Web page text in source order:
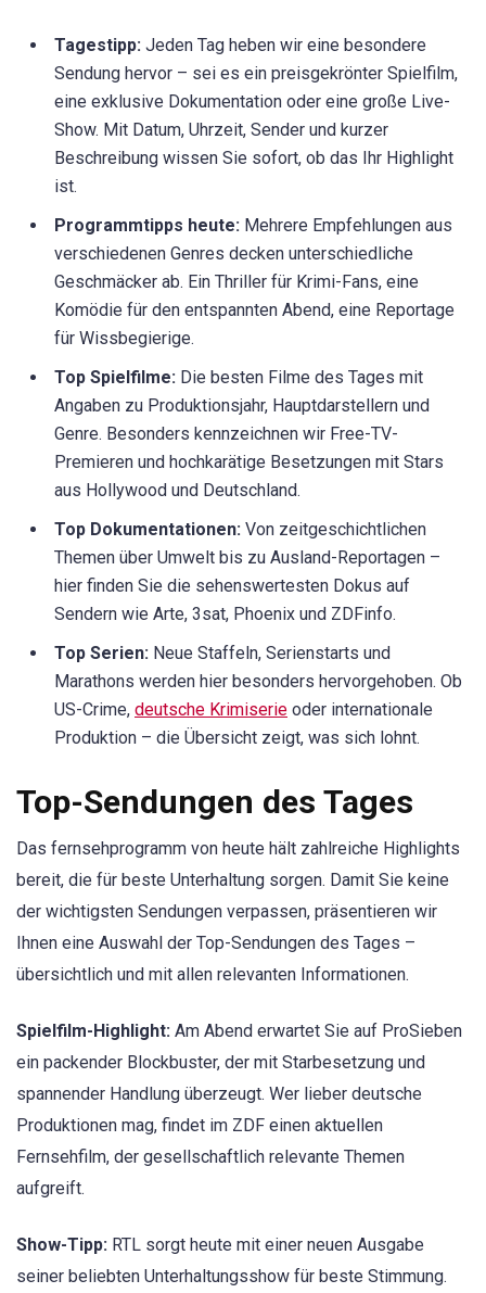
Tagestipp: Jeden Tag heben wir eine besondere
Sendung hervor – sei es ein preisgekrönter Spielfilm,
eine exklusive Dokumentation oder eine große Live-
Show. Mit Datum, Uhrzeit, Sender und kurzer
Beschreibung wissen Sie sofort, ob das Ihr Highlight
ist.
Programmtipps heute: Mehrere Empfehlungen aus
verschiedenen Genres decken unterschiedliche
Geschmäcker ab. Ein Thriller für Krimi-Fans, eine
Komödie für den entspannten Abend, eine Reportage
für Wissbegierige.
Top Spielfilme: Die besten Filme des Tages mit
Angaben zu Produktionsjahr, Hauptdarstellern und
Genre. Besonders kennzeichnen wir Free-TV-
Premieren und hochkarätige Besetzungen mit Stars
aus Hollywood und Deutschland.
Top Dokumentationen: Von zeitgeschichtlichen
Themen über Umwelt bis zu Ausland-Reportagen –
hier finden Sie die sehenswertesten Dokus auf
Sendern wie Arte, 3sat, Phoenix und ZDFinfo.
Top Serien: Neue Staffeln, Serienstarts und
Marathons werden hier besonders hervorgehoben. Ob
US-Crime, deutsche Krimiserie oder internationale
Produktion – die Übersicht zeigt, was sich lohnt.
Top-Sendungen des Tages
Das fernsehprogramm von heute hält zahlreiche Highlights
bereit, die für beste Unterhaltung sorgen. Damit Sie keine
der wichtigsten Sendungen verpassen, präsentieren wir
Ihnen eine Auswahl der Top-Sendungen des Tages –
übersichtlich und mit allen relevanten Informationen.
Spielfilm-Highlight: Am Abend erwartet Sie auf ProSieben
ein packender Blockbuster, der mit Starbesetzung und
spannender Handlung überzeugt. Wer lieber deutsche
Produktionen mag, findet im ZDF einen aktuellen
Fernsehfilm, der gesellschaftlich relevante Themen
aufgreift.
Show-Tipp: RTL sorgt heute mit einer neuen Ausgabe
seiner beliebten Unterhaltungsshow für beste Stimmung.